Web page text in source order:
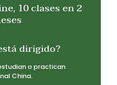
10 clases en 2
dirigido?
o practican
China.